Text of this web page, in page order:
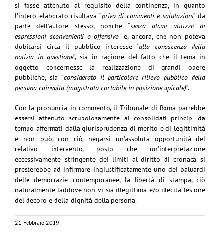
si fosse attenuto al requisito della continenza, in quanto
l’intero elaborato risultava “privo di commenti e valutazioni” da
parte dell’autore stesso, nonché “senza alcun utilizzo di
espressioni sconvenienti o offensive” e, ancora, che non poteva
dubitarsi circa il pubblico interesse “alla conoscenza della
notizia in questione”, sia in ragione del fatto che il tema in
oggetto concernesse la realizzazione di grandi opere
pubbliche, sia “considerato il particolare rilievo pubblico della
persona coinvolta (magistrato contabile in posizione apicale)”.
Con la pronuncia in commento, il Tribunale di Roma parrebbe
essersi attenuto scrupolosamente ai consolidati principi da
tempo affermati dalla giurisprudenza di merito e di legittimità
e non può, con ciò, negarsi un’assoluta opportunità del
relativo intervento, posto che un’interpretazione
eccessivamente stringente dei limiti al diritto di cronaca si
presterebbe ad infirmare ingiustificatamente uno dei baluardi
delle democrazie contemporanee, la libertà di stampa, ciò
naturalmente laddove non vi sia illegittima e/o illecita lesione
del decoro e della dignità della persona.
21 Febbraio 2019